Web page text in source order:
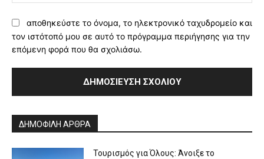
αποθηκεύστε το όνομα, το ηλεκτρονικό ταχυδρομείο και
τον ιστότοπό μου σε αυτό το πρόγραμμα περιήγησης για την
επόμενη φορά που θα σχολιάσω.
ΔΗΜΟΦΙΛΗ ΑΡΘΡΑ
Τουρισμός για Όλους: Άνοιξε το